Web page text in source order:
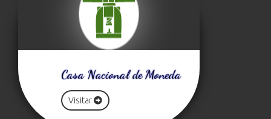
Casa Nacional de Moneda
Visitar